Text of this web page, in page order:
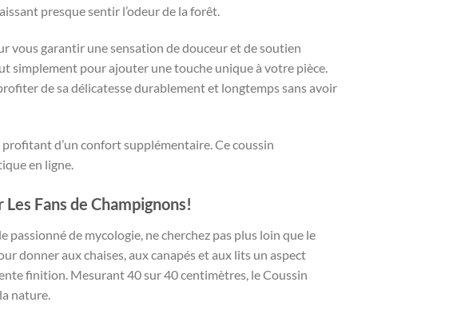
presque sentir l’odeur de la forêt.
vous garantir une sensation de douceur et de soutien
simplement pour ajouter une touche unique à votre pièce.
de sa délicatesse durablement et longtemps sans avoir
d’un confort supplémentaire. Ce coussin
en ligne.
Fans de Champignons!
de mycologie, ne cherchez pas plus loin que le
donner aux chaises, aux canapés et aux lits un aspect
finition. Mesurant 40 sur 40 centimètres, le Coussin
nature.